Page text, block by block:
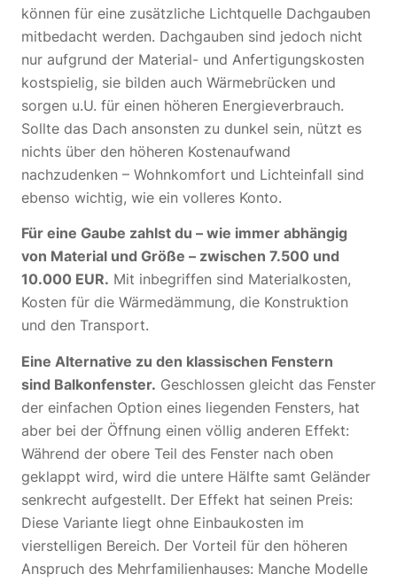
können für eine zusätzliche Lichtquelle Dachgauben
mitbedacht werden. Dachgauben sind jedoch nicht
nur aufgrund der Material- und Anfertigungskosten
kostspielig, sie bilden auch Wärmebrücken und
sorgen u.U. für einen höheren Energieverbrauch.
Sollte das Dach ansonsten zu dunkel sein, nützt es
nichts über den höheren Kostenaufwand
nachzudenken – Wohnkomfort und Lichteinfall sind
ebenso wichtig, wie ein volleres Konto.
Für eine Gaube zahlst du – wie immer abhängig
von Material und Größe – zwischen 7.500 und
10.000 EUR. Mit inbegriffen sind Materialkosten,
Kosten für die Wärmedämmung, die Konstruktion
und den Transport.
Eine Alternative zu den klassischen Fenstern
sind Balkonfenster. Geschlossen gleicht das Fenster
der einfachen Option eines liegenden Fensters, hat
aber bei der Öffnung einen völlig anderen Effekt:
Während der obere Teil des Fenster nach oben
geklappt wird, wird die untere Hälfte samt Geländer
senkrecht aufgestellt. Der Effekt hat seinen Preis:
Diese Variante liegt ohne Einbaukosten im
vierstelligen Bereich. Der Vorteil für den höheren
Anspruch des Mehrfamilienhauses: Manche Modelle